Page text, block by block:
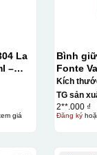
La
giá
Bình
Fonte Valencia 450 ml –
012355
Kích
TG sản
2**.000 ₫
Đăng ký